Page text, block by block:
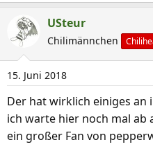
e
a
k
i
o
n
n
:
USteur
Chilimännchen
15. Juni 2018
Der hat wirklich einiges an
ich warte hier noch mal ab
ein großer Fan von